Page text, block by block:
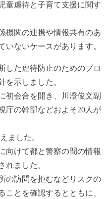
童虐待と子育て支援に関す
機関の連携や情報共有のあ
いないケースがあります。
した虐待防止のためのプロ
を示しました。
初会合を開き、川澄俊文副
庁の幹部などおよそ20人が
ました。
向けて都と警察の間の情報
れました。
の訪問を拒むなどリスクの
ことを確認するとともに、